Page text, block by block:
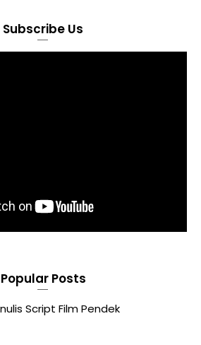
Subscribe Us
Popular Posts
Script Film Pendek